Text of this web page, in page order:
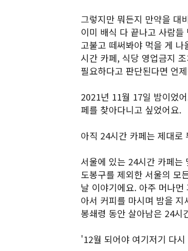
그렇지만 뭐든지 만약을 대
이미 배식 다 끝나고 사람
고불고 떼써봐야 먹을 게
시간 카페, 식당 영업금지
필요하다고 판단된다면 언
2021년 11월 17일 밤이었
페를 찾아다니고 싶었어요.
아직 24시간 카페는 제대로
서울에 있는 24시간 카페는
도봉구를 제외한 서울의 모
날 이야기에요. 아주 머나
아서 커피를 마시며 밤을
봉쇄령 동안 살아남은 24시
'12월 되어야 여기저기 다